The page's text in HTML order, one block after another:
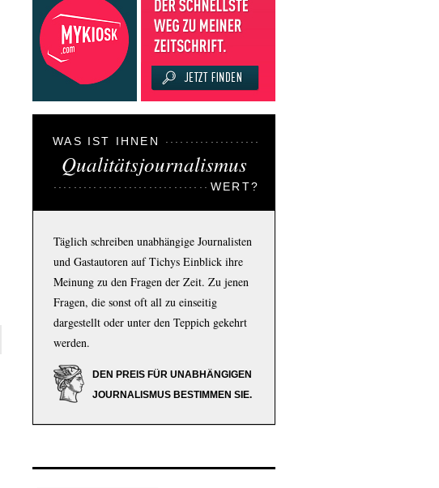
WAS IST IHNEN
Qualitätsjournalismus
WERT?
Täglich schreiben unabhängige Journalisten
und Gastautoren auf Tichys Einblick ihre
Meinung zu den Fragen der Zeit. Zu jenen
Fragen, die sonst oft all zu einseitig
dargestellt oder unter den Teppich gekehrt
werden.
DEN PREIS FÜR UNABHÄNGIGEN
JOURNALISMUS BESTIMMEN SIE.